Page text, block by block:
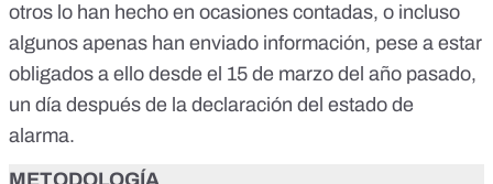
otros lo han hecho en ocasiones contadas, o incluso
algunos apenas han enviado información, pese a estar
obligados a ello desde el 15 de marzo del año pasado,
un día después de la declaración del estado de
alarma.